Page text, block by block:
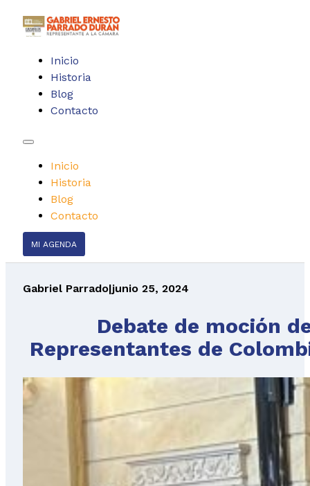
Inicio
Historia
Blog
Contacto
Inicio
Historia
Blog
Contacto
MI AGENDA
Gabriel Parrado|junio 25, 2024
Debate de moción
Representantes de